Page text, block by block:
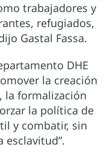
trabajadores y
refugiados,
Gastal Fassa.
DHE
la creación
la formalización
la política de
y combatir, sin
esclavitud”.